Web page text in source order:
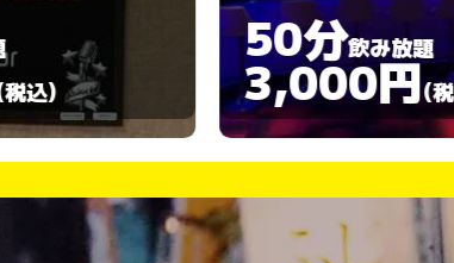
50分
3,000円 (税込)